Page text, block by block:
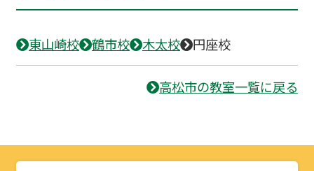
東山崎校 鶴市校 木太校 円座校
高松市の教室一覧に戻る